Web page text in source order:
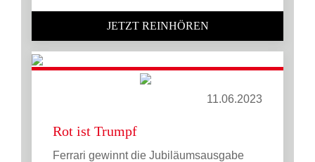
JETZT REINHÖREN
11.06.2023
Rot ist Trumpf
Ferrari gewinnt die Jubiläumsausgabe